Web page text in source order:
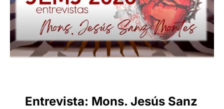
Entrevista: Mons. Jesús Sanz